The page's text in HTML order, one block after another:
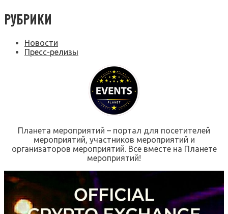
РУБРИКИ
Новости
Пресс-релизы
Планета мероприятий – портал для посетителей
мероприятий, участников мероприятий и
организаторов мероприятий. Все вместе на Планете
мероприятий!